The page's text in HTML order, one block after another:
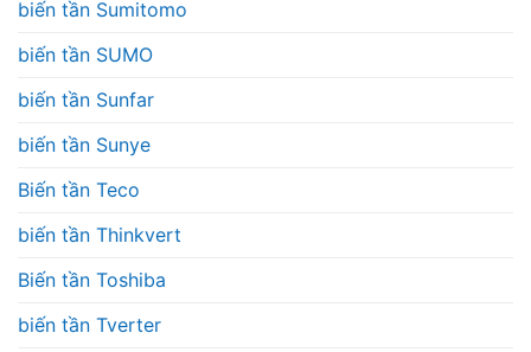
biến tần Sumitomo
biến tần SUMO
biến tần Sunfar
biến tần Sunye
Biến tần Teco
biến tần Thinkvert
Biến tần Toshiba
biến tần Tverter